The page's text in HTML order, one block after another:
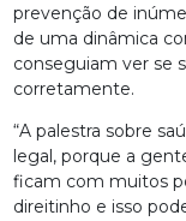
prevenção de
de uma dinâmica
conseguiam ver se
corretamente.
“A palestra sobre
legal, porque a
ficam com muitos
direitinho e isso